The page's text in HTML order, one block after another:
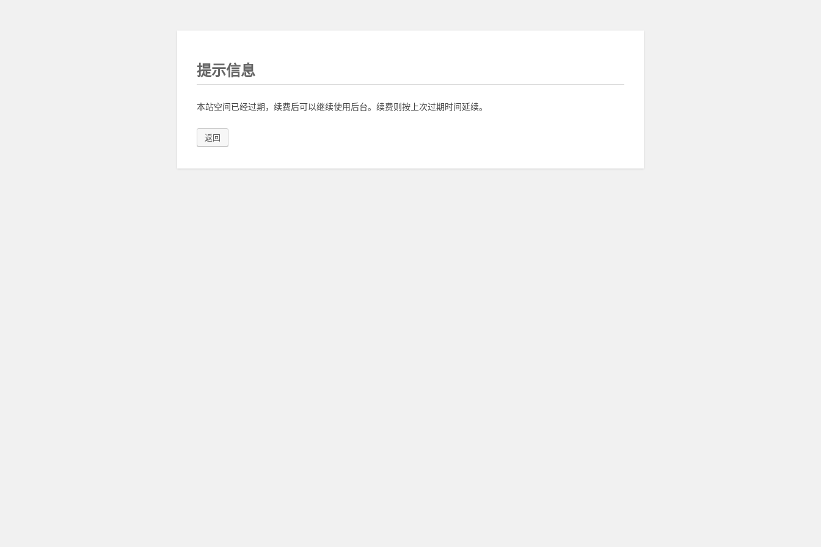
提示信息
本站空间已经过期，续费后可以继续使用后台。续费则按上次过期时间延续。
返回